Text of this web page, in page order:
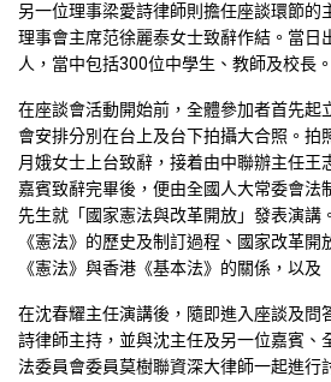
另一位理事梁愛詩律師則擔任座談環節的
理事會主席范徐麗泰女士致辭作結。當日
人，當中包括300位中學生、教師及校長。
在座談會活動開始前，全體參加者首先起
會安排分別在台上及台下拍攝大合照。拍
月娥女士上台致辭，接着由中聯辦主任王
嘉賓致辭完畢後，便由全國人大常委會法
先生就「國家憲法與改革開放」發表演講
《憲法》的歷史及制訂過程、國家改革開
《憲法》與香港《基本法》的關係，以及
在沈春耀主任演講後，隨即進入座談及問
詩律師主持，並與沈主任及另一位嘉賓、
法委員會委員莫樹聯資深大律師一起進行